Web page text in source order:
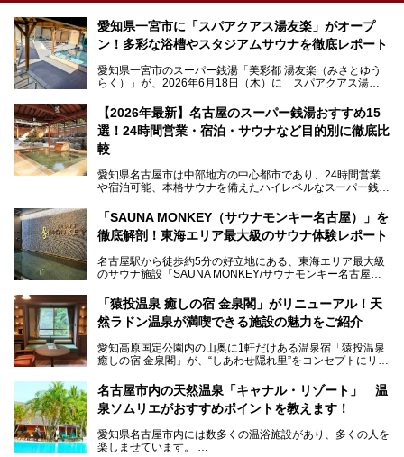
愛知県一宮市に「スパアクアス湯友楽」がオープ
ン！多彩な浴槽やスタジアムサウナを徹底レポート
愛知県一宮市のスーパー銭湯「美彩都 湯友楽（みさとゆう
らく）」が、2026年6月18日（木）に「スパアクアス湯友
この地で30年にわたり愛され続けてきた施設だからこそ、
地元住民をはじめオープンを待ちわびている人も多いのでは
ないでしょうか。
老朽化した設備の補修を機に、2年前からじっくり構想を練
ってきたというだけあって、館内の充実度は想像以上。
以前の4倍に拡張したという露天エリアや10の浴槽、40人収
容の巨大なスタジアムサウナに、岩盤浴やリラクゼーション
までまるごと楽しめる施設に生まれ変わりました。
今回は、全面リニューアルして新しくなった「スパアクアス
【2026年最新】名古屋のスーパー銭湯おすすめ15
選！24時間営業・宿泊・サウナなど目的別に徹底比
較
愛知県名古屋市は中部地方の中心都市であり、24時間営業
や宿泊可能、本格サウナを備えたハイレベルなスーパー銭湯
そのため、「日々の仕事の疲れを心身ともにリセットした
い」「休日に時間を忘れて1日中ダラダラ過ごしたい」「コ
くある点が魅力です！
お好みの温泉施設を見つけて楽しんでくださいね。
「SAUNA MONKEY（サウナモンキー名古屋）」を
徹底解剖！東海エリア最大級のサウナ体験レポート
名古屋駅から徒歩約5分の好立地にある、東海エリア最大級
のサウナ施設「SAUNA MONKEY/サウナモンキー名古屋」
「名古屋駅周辺ってサウナが少ないよね」という声をよく耳
にするだけあり、アクセスの良さにも胸が高鳴ります。
今回は普段は男性専用となっているパブリックサウナが、女
さっそく取材してきました！
「猿投温泉 癒しの宿 金泉閣」がリニューアル！天
然ラドン温泉が満喫できる施設の魅力をご紹介
愛知高原国定公園内の山奥に1軒だけある温泉宿「猿投温泉
癒しの宿 金泉閣」が、“しあわせ隠れ里”をコンセプトにリニ
天然ラドン温泉が堪能できるお風呂や、新設・改装された客
室、地元の食材と温泉水で作られたお料理……。
ご紹介します。
名古屋市内の天然温泉「キャナル・リゾート」 温
泉ソムリエがおすすめポイントを教えます！
愛知県名古屋市内には数多くの温浴施設があり、多くの人を
楽しませています。